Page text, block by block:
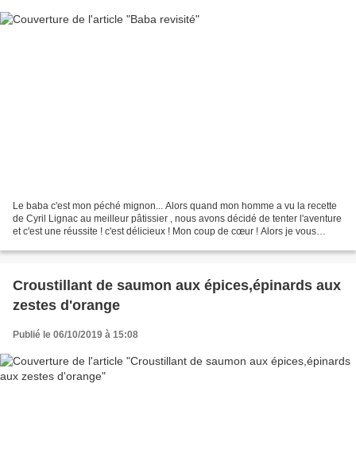
Le baba c'est mon péché mignon... Alors quand mon homme a vu la recette
de Cyril Lignac au meilleur pâtissier , nous avons décidé de tenter l'aventure
et c'est une réussite ! c'est délicieux ! Mon coup de cœur ! Alors je vous
Croustillant de saumon aux épices,épinards aux
zestes d'orange
Publié le 06/10/2019 à 15:08